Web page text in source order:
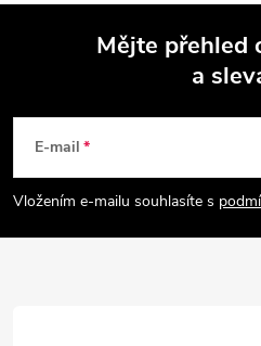
p
a
Mějte přehled
a
E-mail
Vložením e-mailu souhlasíte s